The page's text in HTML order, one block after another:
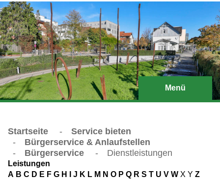
Menü
Startseite -
Service bieten
-
Bürgerservice & Anlaufstellen
-
Bürgerservice - Dienstleistungen
Leistungen
A B C D E F G H J K L M N O P Q R S T U V W X Y Z